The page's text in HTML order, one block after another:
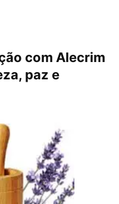
com Alecrim
paz e